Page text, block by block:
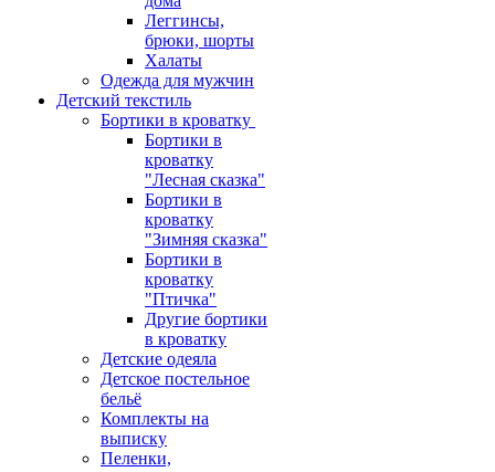
Леггинсы,
брюки, шорты
Халаты
Одежда для мужчин
Детский текстиль
Бортики в кроватку
Бортики в
кроватку
"Лесная сказка"
Бортики в
кроватку
"Зимняя сказка"
Бортики в
кроватку
"Птичка"
Другие бортики
в кроватку
Детские одеяла
Детское постельное
бельё
Комплекты на
выписку
Пеленки,